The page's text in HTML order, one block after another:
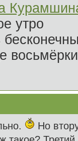
утро
восьмёрки
Но